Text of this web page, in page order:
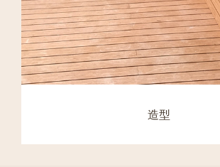
造型